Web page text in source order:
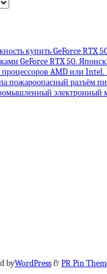
купить GeForce RTX
GeForce RTX 50.
AMD или
пожароопасный разъём
электронный
byWordPress&PR Pin